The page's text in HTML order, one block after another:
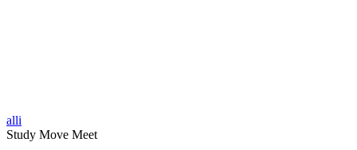
alli
Study Move Meet